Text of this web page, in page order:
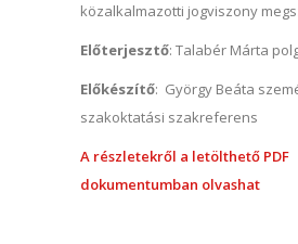
közalkalmazotti jogviszony
Előterjesztő: Talabér Márta
Előkészítő: György Beáta
szakoktatási szakreferens
A részletekről a letölthető PDF
dokumentumban olvashat